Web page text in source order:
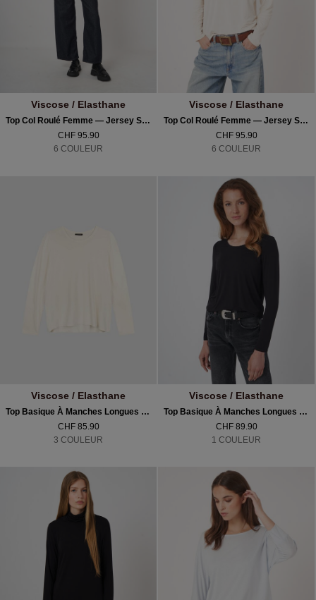
Viscose / Elasthane
Top Col Roulé Femme — Jersey Stretch & Manches Longues
CHF 95.90
6 COULEUR
Viscose / Elasthane
Top Col Roulé Femme — Jersey Stretch & Manches Longues
CHF 95.90
6 COULEUR
Viscose / Elasthane
Top Basique À Manches Longues Pour Femme
CHF 85.90
3 COULEUR
Viscose / Elasthane
Top Basique À Manches Longues Pour Femme
CHF 89.90
1 COULEUR